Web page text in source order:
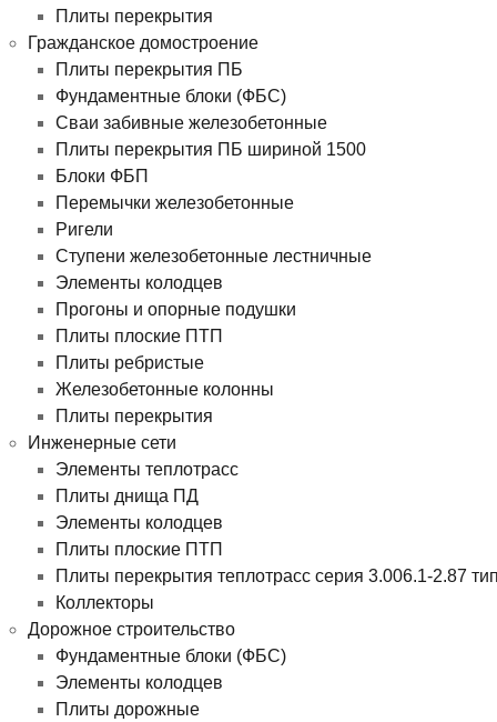
Плиты перекрытия
Гражданское домостроение
Плиты перекрытия ПБ
Фундаментные блоки (ФБС)
Сваи забивные железобетонные
Плиты перекрытия ПБ шириной 1500
Блоки ФБП
Перемычки железобетонные
Ригели
Ступени железобетонные лестничные
Элементы колодцев
Прогоны и опорные подушки
Плиты плоские ПТП
Плиты ребристые
Железобетонные колонны
Плиты перекрытия
Инженерные сети
Элементы теплотрасс
Плиты днища ПД
Элементы колодцев
Плиты плоские ПТП
Плиты перекрытия теплотрасс серия 3.006.1-2.87
Коллекторы
Дорожное строительство
Фундаментные блоки (ФБС)
Элементы колодцев
Плиты дорожные